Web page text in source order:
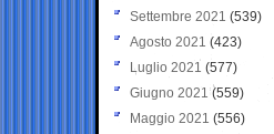
Settembre 2021 (539)
Agosto 2021 (423)
Luglio 2021 (577)
Giugno 2021(559)
Maggio 2021 (556)